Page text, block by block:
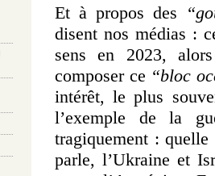
Et à propos des
disent nos médias :
sens en 2023,
composer ce “bloc
intérêt, le plus
l’exemple de la
tragiquement :
parle, l’Ukraine et